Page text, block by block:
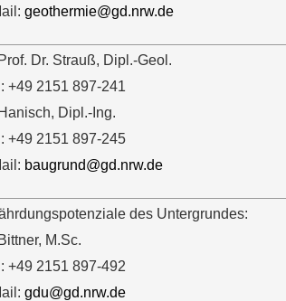
geothermie@gd.nrw.de
Dr. Strauß, Dipl.-Geol.
+49 2151 897-241
Dipl.-Ing.
+49 2151 897-245
baugrund@gd.nrw.de
des Untergrundes:
M.Sc.
+49 2151 897-492
gdu@gd.nrw.de